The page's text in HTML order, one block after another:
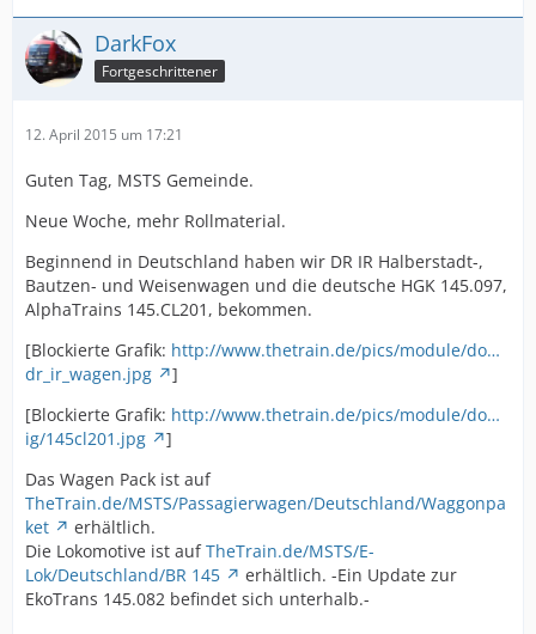
DarkFox
Fortgeschrittener
12. April 2015 um 17:21
Guten Tag, MSTS Gemeinde.
Neue Woche, mehr Rollmaterial.
Beginnend in Deutschland haben wir DR IR Halberstadt-,
Bautzen- und Weisenwagen und die deutsche HGK 145.097,
AlphaTrains 145.CL201, bekommen.
[Blockierte Grafik: http://www.thetrain.de/pics/module/do…
dr_ir_wagen.jpg
]
[Blockierte Grafik: http://www.thetrain.de/pics/module/do…
ig/145cl201.jpg
]
Das Wagen Pack ist auf
TheTrain.de/MSTS/Passagierwagen/Deutschland/Waggonpa
ket
erhältlich.
Die Lokomotive ist aufTheTrain.de/MSTS/E-
Lok/Deutschland/BR 145
erhältlich. -Ein Update zur
EkoTrans 145.082 befindet sich unterhalb.-